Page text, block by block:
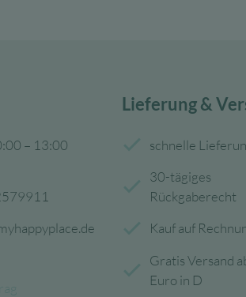
– 13:00
Lieferung &
schnelle
30-tägiges
Rückgaberecht
Kauf auf
Gratis Versand
Euro in D